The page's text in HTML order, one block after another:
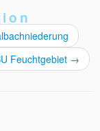
Feuchtgebiet →